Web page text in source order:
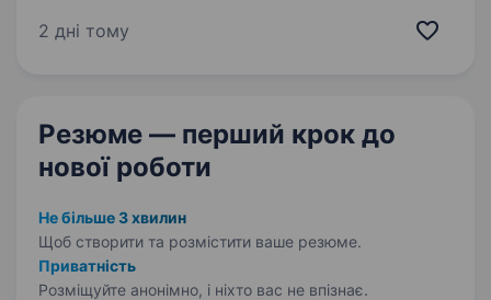
історією успіху в організації міжнародних
2 дні тому
Резюме — перший крок до
нової роботи
Не більше 3 хвилин
Щоб створити та розмістити ваше резюме.
Приватність
Розміщуйте анонімно, і ніхто вас не впізнає.